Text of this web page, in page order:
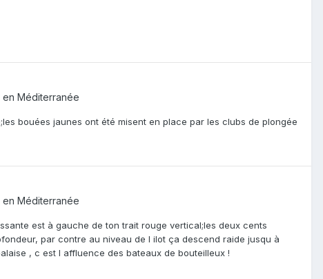
en Méditerranée
bouées jaunes ont été misent en place par les clubs de plongée
en Méditerranée
est à gauche de ton trait rouge vertical;les deux cents
par contre au niveau de l ilot ça descend raide jusqu à
, c est l affluence des bateaux de bouteilleux !